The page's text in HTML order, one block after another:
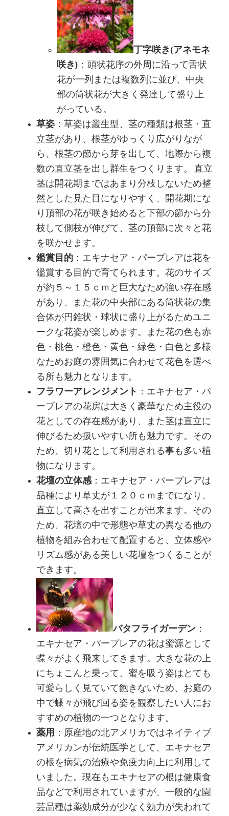
丁字咲き(アネモネ
咲き) ：頭状花序の外周に沿って舌状
花が一列または複数列に並び、中央
部の筒状花が大きく発達して盛り上
がっている。
草姿 ：草姿は叢生型、茎の種類は根茎・直
立茎があり、根茎がゆっくり広がりなが
ら、根茎の節から芽を出して、地際から複
数の直立茎を出し群生をつくります。 直立
茎は開花期まではあまり分枝しないため整
然とした見た目になりやすく、開花期にな
り頂部の花が咲き始めると下部の節から分
枝して側枝が伸びて、茎の頂部に次々と花
を咲かせます。
鑑賞目的 ：エキナセア・パープレアは花を
鑑賞する目的で育てられます。花のサイズ
が約５～１５ｃｍと巨大なため強い存在感
があり、また花の中央部にある筒状花の集
合体が円錐状・球状に盛り上がるためユニ
ークな花姿が楽しめます。また花の色も赤
色・桃色・橙色・黄色・緑色・白色と多様
なためお庭の雰囲気に合わせて花色を選べ
る所も魅力となります。
フラワーアレンジメント
：エキナセア・パ
ープレアの花房は大きく豪華なため主役の
花としての存在感があり、また茎は直立に
伸びるため扱いやすい所も魅力です。その
ため、切り花として利用される事も多い植
物になります。
花壇の立体感：エキナセア・パープレアは
品種により草丈が１２０ｃｍまでになり、
直立して高さを出すことが出来ます。その
ため、花壇の中で形態や草丈の異なる他の
植物を組み合わせて配置すると、立体感や
リズム感がある美しい花壇をつくることが
できます。
バタフライガーデン ：
エキナセア・パープレアの花は蜜源として
蝶々がよく飛来してきます。大きな花の上
にちょこんと乗って、蜜を吸う姿はとても
可愛らしく見ていて飽きないため、お庭の
中で蝶々が飛び回る姿を観察したい人にお
すすめの植物の一つとなります。
薬用
：原産地の北アメリカではネイティブ
アメリカンが伝統医学として、エキナセア
の根を病気の治療や免疫力向上に利用して
いました。現在もエキナセアの根は健康食
品などで利用されていますが、一般的な園
芸品種は薬効成分が少なく効力が失われて